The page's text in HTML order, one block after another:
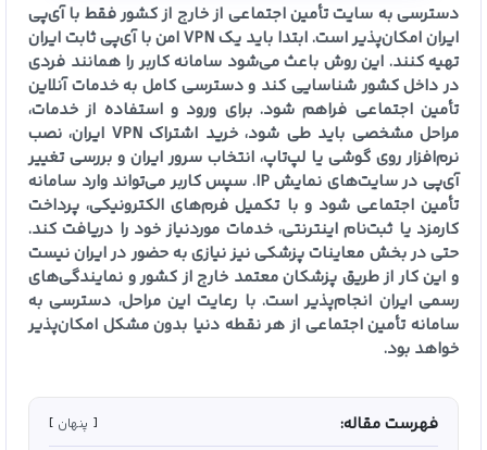
دسترسی به سایت تأمین اجتماعی از خارج از کشور فقط با آی‌پی
ایران امکان‌پذیر است. ابتدا باید یک VPN امن با آی‌پی ثابت ایران
تهیه کنند. این روش باعث می‌شود سامانه کاربر را همانند فردی
در داخل کشور شناسایی کند و دسترسی کامل به خدمات آنلاین
تأمین اجتماعی فراهم شود. برای ورود و استفاده از خدمات،
مراحل مشخصی باید طی شود، خرید اشتراک VPN ایران، نصب
نرم‌افزار روی گوشی یا لپ‌تاپ، انتخاب سرور ایران و بررسی تغییر
آی‌پی در سایت‌های نمایش IP. سپس کاربر می‌تواند وارد سامانه
تأمین اجتماعی شود و با تکمیل فرم‌های الکترونیکی، پرداخت
کارمزد یا ثبت‌نام اینترنتی، خدمات موردنیاز خود را دریافت کند.
حتی در بخش معاینات پزشکی نیز نیازی به حضور در ایران نیست
و این کار از طریق پزشکان معتمد خارج از کشور و نمایندگی‌های
رسمی ایران انجام‌پذیر است. با رعایت این مراحل، دسترسی به
سامانه تأمین اجتماعی از هر نقطه دنیا بدون مشکل امکان‌پذیر
خواهد بود.
فهرست مقاله: پنهان